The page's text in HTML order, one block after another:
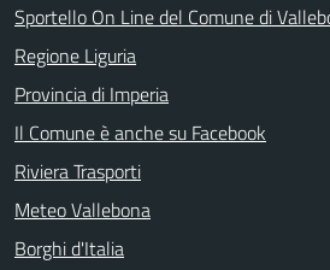
Sportello On Line del Comune di
Regione Liguria
Provincia di Imperia
Il Comune è anche su Facebook
Riviera Trasporti
Meteo Vallebona
Borghi d'Italia